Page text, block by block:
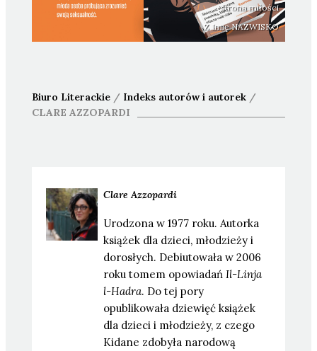
strona miłości
Z Imię NAZWISKO
Biuro Literackie / Indeks autorów i autorek /
CLARE AZZOPARDI
ClareAzzopardi
Urodzona w 1977 roku. Autorka
książek dla dzieci, młodzieży i
dorosłych. Debiutowała w 2006
roku tomem opowiadańIl-Linja
l-Hadra. Do tej pory
opublikowała dziewięć książek
dla dzieci i młodzieży, z czego
Kidane zdobyła narodową